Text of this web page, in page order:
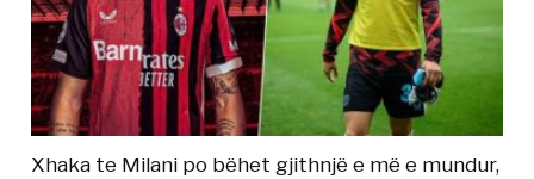
Xhaka te Milani po bëhet gjithnjë e më e mundur,